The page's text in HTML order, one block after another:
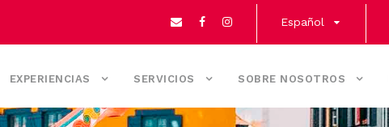
Español
EXPERIENCIAS SERVICIOS SOBRE NOSOTROS